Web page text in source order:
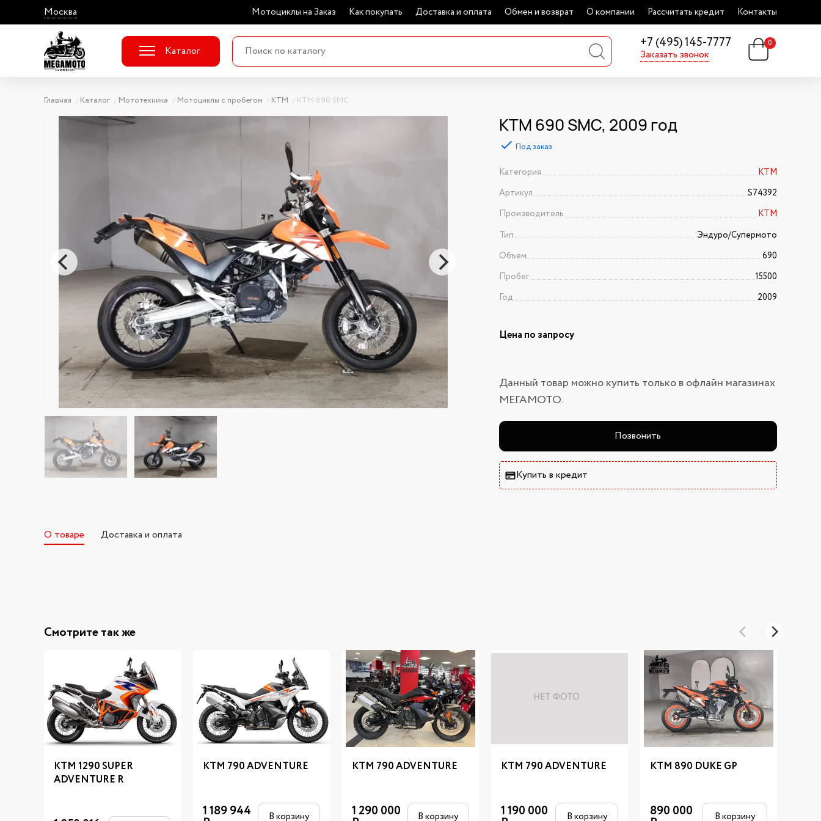
Москва Мотоциклы на Заказ Как покупать Доставка и оплата Обмен и возврат О компании Рассчитать кредит Контакты
+7 (495) 145-7777
Заказать звонок
Каталог
0
Главная Каталог Мототехника Мотоциклы с пробегом KTM KTM 690 SMC
KTM 690 SMC, 2009 год
Под заказ
Категория
KTM
Артикул
S74392
Производитель
KTM
Тип
Эндуро/Супермото
Объем
690
Пробег
15500
Год
2009
Цена по запросу
Данный товар можно купить только в офлайн магазинах
МЕГАМОТО.
Позвонить
Купить в кредит
О товаре Доставка и оплата
Смотрите так же
KTM 1290 SUPER
ADVENTURE R
KTM 790 ADVENTURE
1 189 944 В корзину
KTM 790 ADVENTURE
1 290 000 В корзину
KTM 790 ADVENTURE
1 190 000 В корзину
KTM 890 DUKE GP
890 000 В корзину